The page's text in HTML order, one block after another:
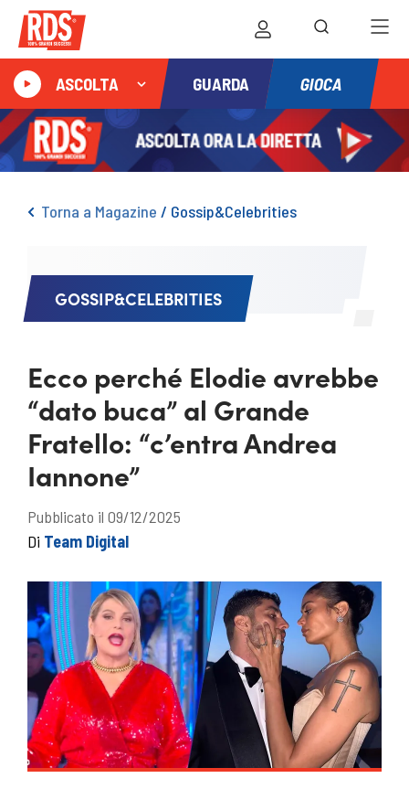
ASCOLTA GUARDA GIOCA
Torna a Magazine / Gossip&Celebrities
GOSSIP&CELEBRITIES
Ecco perché Elodie avrebbe
“dato buca” al Grande
Fratello: “c’entra Andrea
Iannone”
Pubblicato il 09/12/2025
Di Team Digital